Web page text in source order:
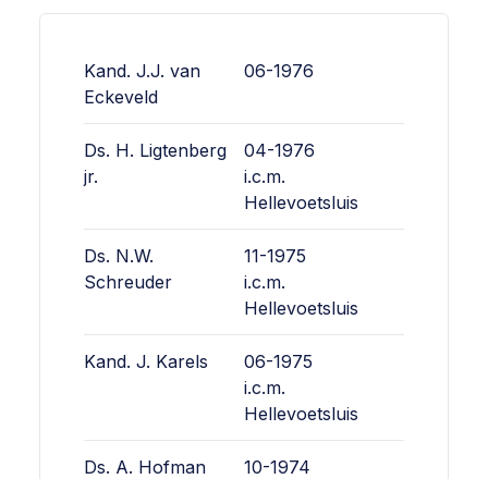
Kand. J.J. van
Eckeveld
06-1976
Ds. H. Ligtenberg
jr.
04-1976
i.c.m.
Hellevoetsluis
Ds. N.W.
Schreuder
11-1975
i.c.m.
Hellevoetsluis
Kand. J. Karels
06-1975
i.c.m.
Hellevoetsluis
Ds. A. Hofman
10-1974